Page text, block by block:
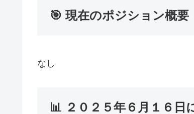
🎯 現在のポジション概要
なし
📊 ２０２５年６月１６日